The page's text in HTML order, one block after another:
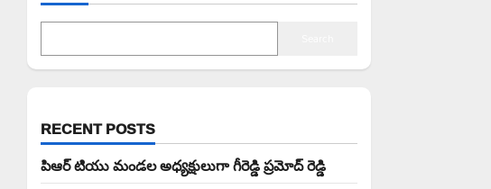
RECENT POSTS
పిఆర్ టియు మండల అధ్యక్షులుగా గీరెడ్డి ప్రమోద్ రెడ్డి